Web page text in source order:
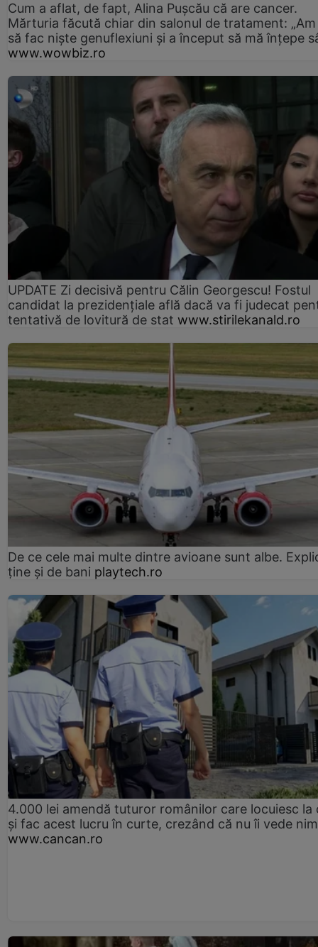
Cum a aflat, de fapt, Alina Pușcău că are cancer.
Mărturia făcută chiar din salonul de tratament:
să fac niște genuflexiuni și a început să mă înțepe
www.wowbiz.ro
UPDATE Zi decisivă pentru Călin Georgescu! Fostul
candidat la prezidențiale află dacă va fi judecat
tentativă de lovitură de stat www.stirilekanald.ro
De ce cele mai multe dintre avioane sunt albe.
ține și de bani playtech.ro
4.000 lei amendă tuturor românilor care locuiesc la
și fac acest lucru în curte, crezând că nu îi vede
www.cancan.ro